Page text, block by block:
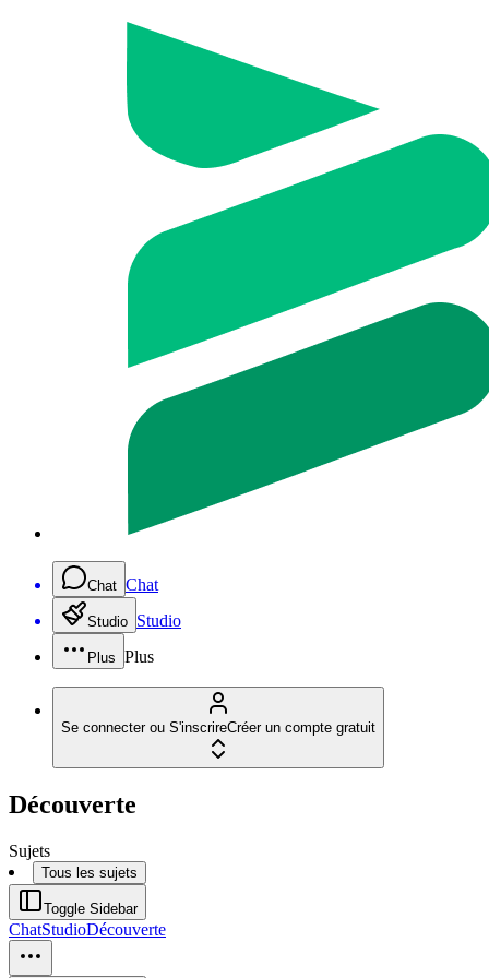
Chat Chat
Studio Studio
Plus Plus
Se connecter ou S'inscrireCréer un compte gratuit
Découverte
Sujets
Tous les sujets
Toggle Sidebar
ChatStudioDécouverte